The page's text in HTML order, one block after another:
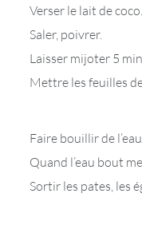
Verser le lait de coco.
Saler, poivrer.
Laisser mijoter 5
Mettre les feuilles
Faire bouillir de
Quand l’eau bout
Sortir les pates, les